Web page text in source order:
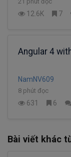
12.6K 7
Angular 4
NamNV609
8 phút đọc
631 6
Bài viết khác